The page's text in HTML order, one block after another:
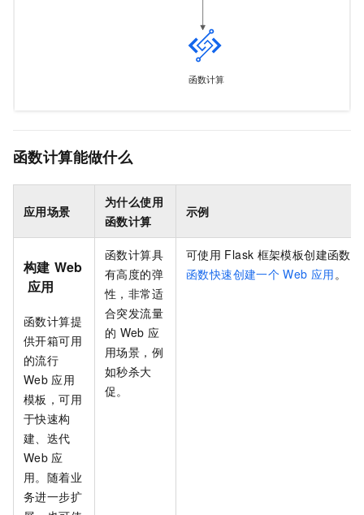
函数计算能做什么
应用场景
为什么使用
函数计算
示例
构建 Web
应用
函数计算提
供开箱可用
的流行
Web 应用
模板，可用
于快速构
建、迭代
Web 应
用。随着业
务进一步扩
函数计算具
有高度的弹
性，非常适
合突发流量
的 Web 应
用场景，例
如秒杀大
促。
可使用 Flask 框架模板创建函数
函数快速创建一个 Web 应用。